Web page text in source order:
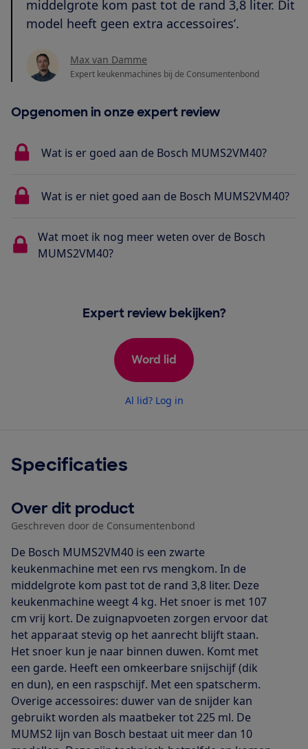
middelgrote kom past tot de rand 3,8 liter. Dit
model heeft geen extra accessoires’.
Max van Damme
Expert keukenmachines bij de Consumentenbond
Opgenomen in onze expert review
Wat is er goed aan de Bosch MUMS2VM40?
Wat is er niet goed aan de Bosch MUMS2VM40?
Wat moet ik nog meer weten over de Bosch
MUMS2VM40?
Expert review bekijken?
Word lid
Al lid? Log in
Specificaties
Over dit product
Geschreven door de Consumentenbond
De Bosch MUMS2VM40 is een zwarte
keukenmachine met een rvs mengkom. In de
middelgrote kom past tot de rand 3,8 liter. Deze
keukenmachine weegt 4 kg. Het snoer is met 107
cm vrij kort. De zuignapvoeten zorgen ervoor dat
het apparaat stevig op het aanrecht blijft staan.
Het snoer kun je naar binnen duwen. Komt met
een garde. Heeft een omkeerbare snijschijf (dik
en dun), en een raspschijf. Met een spatscherm.
Overige accessoires: duwer van de snijder kan
gebruikt worden als maatbeker tot 225 ml. De
MUMS2 lijn van Bosch bestaat uit meer dan 10